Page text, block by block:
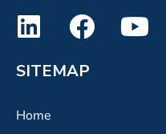
SITEMAP
Home